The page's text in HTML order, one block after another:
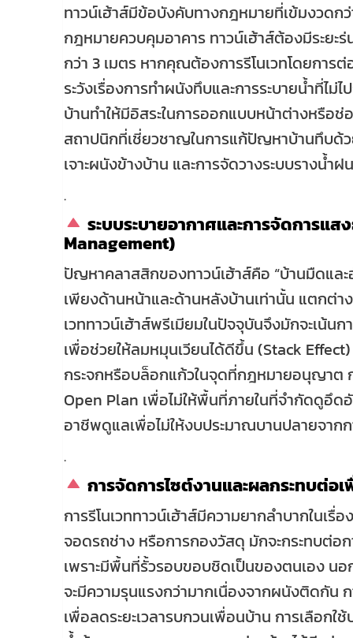
ทาวน์เฮ้าส์มีข้อบังคับทางกฎหมายที่เข้มงวดกว่
กฎหมายควบคุมอาคาร ทาวน์เฮ้าส์ต้องมีระยะ
กว่า 3 เมตร หากคุณต้องการรีโนเวทโดยกา
ระวังเรื่องการทำผนังทึบและการระบายน้ำที่ไ
บ้านทำให้มีอิสระในการออกแบบหน้าต่างหรือ
สถาปนิกที่เชี่ยวชาญในการแก้ปัญหาบ้านทึบด้
เจาะผนังข้างบ้าน และการจัดวางระบบรางน้
.
ระบบระบายอากาศและการจัดการ
Management)
ปัญหาคลาสสิกของทาวน์เฮ้าส์คือ “บ้านมืดแล
เพียงด้านหน้าและด้านหลังบ้านเท่านั้น แตกต่
เวททาวน์เฮ้าส์พรีเมียมในปัจจุบันจึงมักจะเน้น
เพื่อช่วยให้ลมหมุนเวียนได้ดีขึ้น (Stack
กระจกหรือบล็อกแก้วในจุดที่กฎหมายอนุญาต
Open Plan เพื่อไม่ให้พื้นที่ภายในที่จำกัดดูอึด
อาชีพดูแลเพื่อไม่ให้งบประมาณบานปลายจาก
.
การจัดการไซต์งานและผลกระทบต่อ
การรีโนเวททาวน์เฮ้าส์มีความยากลำบากในเ
จอดรถช่าง หรือการกองวัสดุ มักจะกระทบต่อ
เพราะมีพื้นที่รั้วรอบขอบชิดเป็นของตนเอง นอ
จะมีความรุนแรงกว่ามากเนื่องจากผนังติดกัน
เพื่อลดระยะเวลารบกวนเพื่อนบ้าน การเลือก